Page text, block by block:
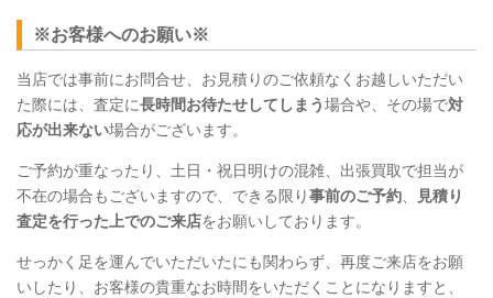
※お客様へのお願い※
当店では事前にお問合せ、お見積りのご依頼なくお越しいただい
た際には、査定に長時間お待たせしてしまう場合や、その場で対
応が出来ない場合がございます。
ご予約が重なったり、土日・祝日明けの混雑、出張買取で担当が
不在の場合もございますので、できる限り事前のご予約
見積り
査定を行った上でのご来店をお願いしております。
せっかく足を運んでいただいたにも関わらず、再度ご来店をお願
いしたり、お客様の貴重なお時間をいただくことになりますと、